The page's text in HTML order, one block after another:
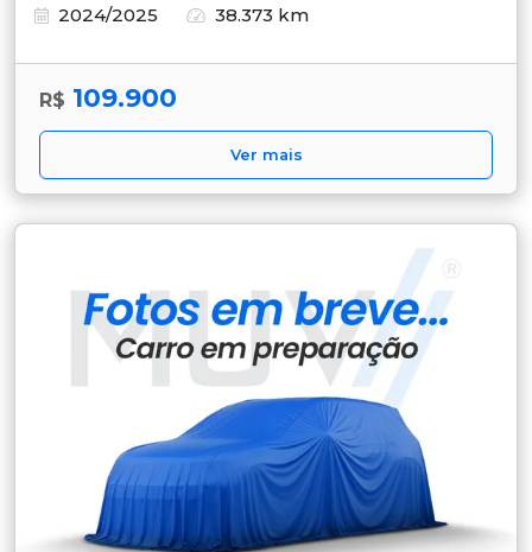
2024/2025
38.373 km
R$ 109.900
Ver mais